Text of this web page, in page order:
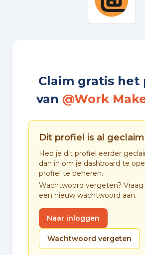
Claim gratis het
van @Work
Dit profiel is al
Heb je dit profiel eerder
dan in om je dashboard te
profiel te beheren.
Wachtwoord vergeten?
een nieuw wachtwoord aan.
Naar inloggen
Wachtwoord vergeten